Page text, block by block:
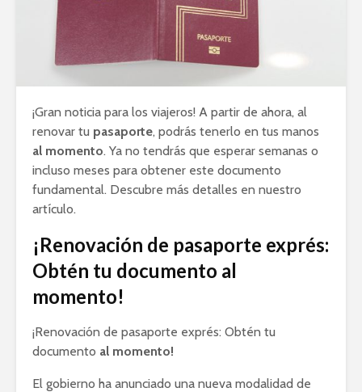
¡Gran noticia para los viajeros! A partir de ahora, al
renovar tu pasaporte, podrás tenerlo en tus manos
al momento. Ya no tendrás que esperar semanas o
incluso meses para obtener este documento
fundamental. Descubre más detalles en nuestro
artículo.
¡Renovación de pasaporte exprés:
Obtén tu documento al
momento!
¡Renovación de pasaporte exprés: Obtén tu
documento al momento!
El gobierno ha anunciado una nueva modalidad de